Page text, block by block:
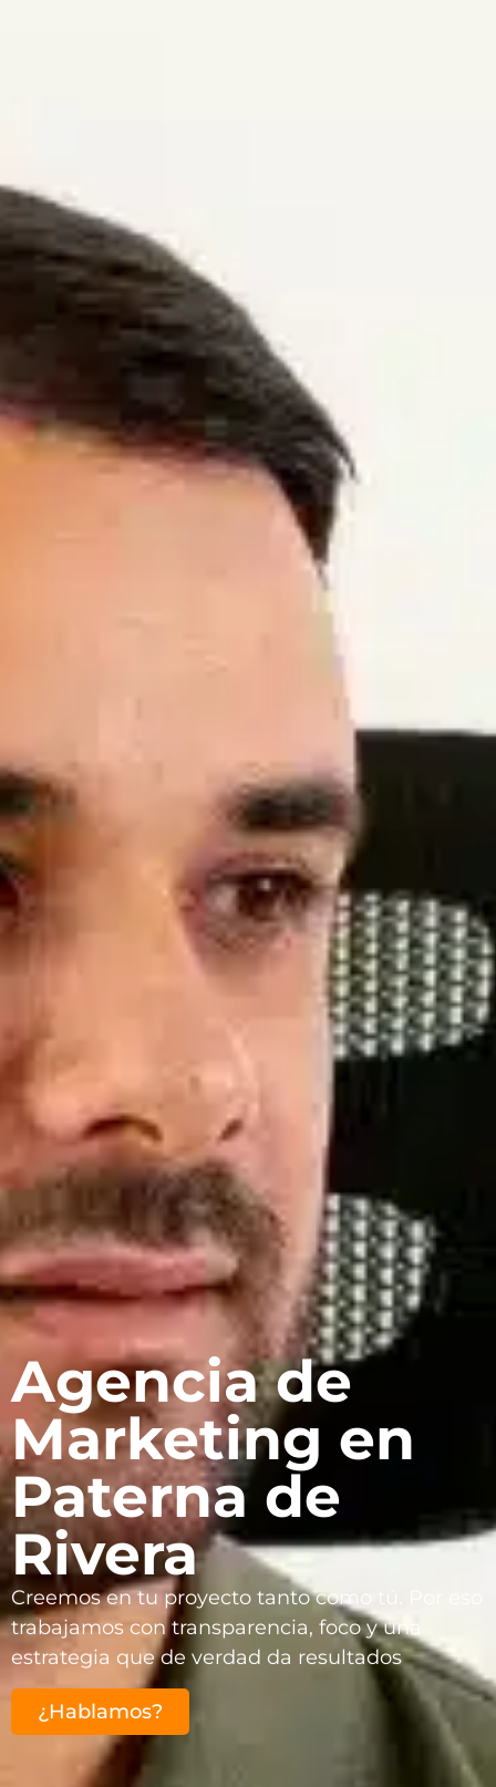
Agencia de
Marketing en
Paterna de
Rivera
Creemos en tu proyecto tanto como tú. Por eso
trabajamos con transparencia, foco y una
estrategia que de verdad da resultados
¿Hablamos?